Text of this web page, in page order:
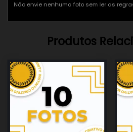
Não envie nenhuma foto sem ler as
Produtos